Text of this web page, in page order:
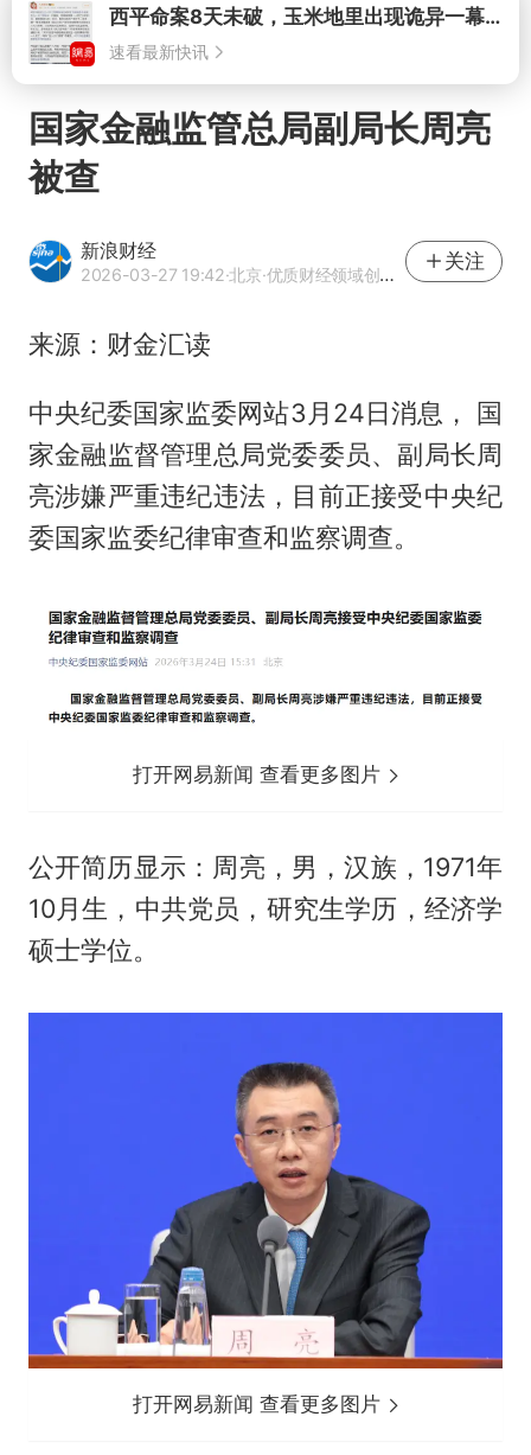
国家金融监管总局副局长周亮
被查
新浪财经
2026-03-27 19:42·北京·优质财经领域创作者
关注
来源：财金汇读
中央纪委国家监委网站3月24日消息， 国
家金融监督管理总局党委委员、副局长周
亮涉嫌严重违纪违法，目前正接受中央纪
委国家监委纪律审查和监察调查。
打开网易新闻 查看更多图片
公开简历显示：周亮，男，汉族，1971年
10月生，中共党员，研究生学历，经济学
硕士学位。
打开网易新闻 查看更多图片